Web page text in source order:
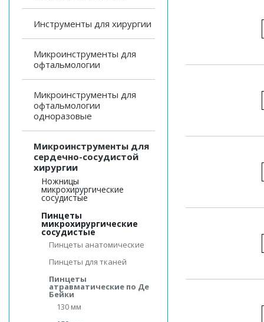
Инструменты для хирургии
Микроинструменты для
офтальмологии
Микроинструменты для
офтальмологии
одноразовые
Микроинструменты для
сердечно-сосудистой
хирургии
Ножницы
микрохирургические
сосудистые
Пинцеты
микрохирургические
сосудистые
Пинцеты анатомические
Пинцеты для тканей
Пинцеты
атравматические по Де
Бейки
130 мм